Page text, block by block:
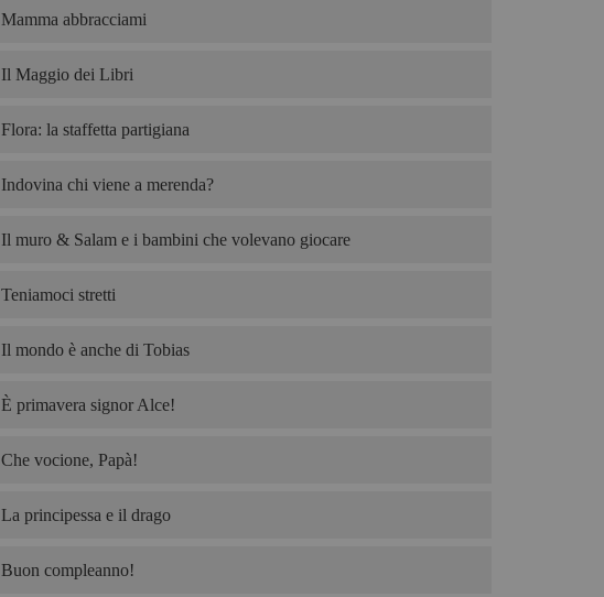
Mamma abbracciami
Il Maggio dei Libri
Flora: la staffetta partigiana
Indovina chi viene a merenda?
Il muro & Salam e i bambini che volevano giocare
Teniamoci stretti
Il mondo è anche di Tobias
È primavera signor Alce!
Che vocione, Papà!
La principessa e il drago
Buon compleanno!